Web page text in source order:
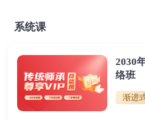
系统课
2030
络班
渐进